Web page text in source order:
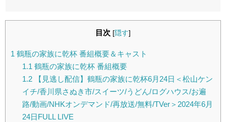
目次 [隠す]
1 鶴瓶の家族に乾杯 番組概要＆キャスト
1.1 鶴瓶の家族に乾杯 番組概要
1.2【見逃し配信】鶴瓶の家族に乾杯6月24日＜松山ケン
イチ/香川県さぬき市/スイーツ/うどん/ログハウス/お遍
路/動画/NHKオンデマンド/再放送/無料/TVer＞2024年6月
24日FULL LIVE